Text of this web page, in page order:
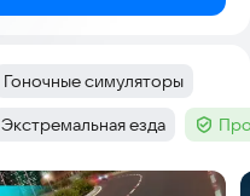
Тег:
Гоночные симуляторы
Тег:
Экстремальная езда Тег :